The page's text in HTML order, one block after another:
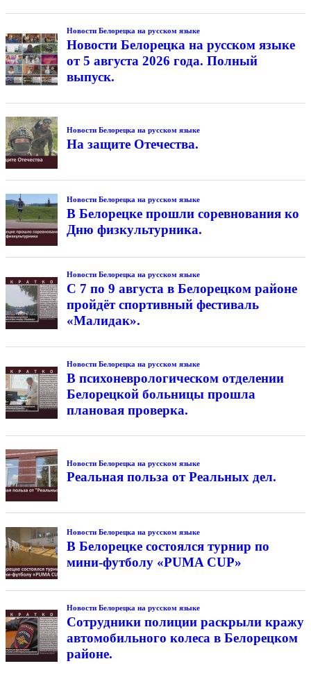
Новости Белорецка на русском языке
Новости Белорецка на русском языке
от 5 августа 2026 года. Полный
выпуск.
Новости Белорецка на русском языке
На защите Отечества.
Новости Белорецка на русском языке
В Белорецке прошли соревнования ко
Дню физкультурника.
Новости Белорецка на русском языке
С 7 по 9 августа в Белорецком районе
пройдёт спортивный фестиваль
«Малидак».
Новости Белорецка на русском языке
В психоневрологическом отделении
Белорецкой больницы прошла
плановая проверка.
Новости Белорецка на русском языке
Реальная польза от Реальных дел.
Новости Белорецка на русском языке
В Белорецке состоялся турнир по
мини-футболу «PUMA CUP»
Новости Белорецка на русском языке
Сотрудники полиции раскрыли кражу
автомобильного колеса в Белорецком
районе.